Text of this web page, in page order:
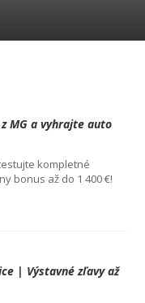
MG a vyhrajte auto
kompletné
bonus až do 1 400 €!
| Výstavné zľavy až